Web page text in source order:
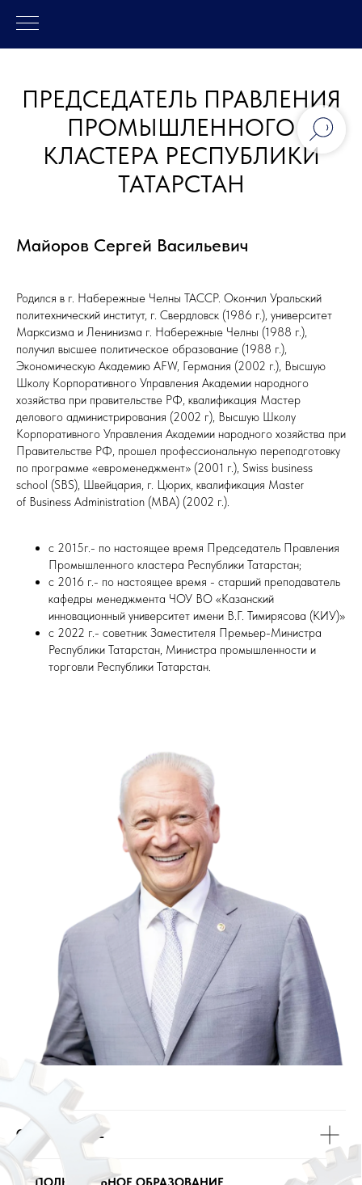
ПРЕДСЕДАТЕЛЬ ПРАВЛЕНИЯ
ПРОМЫШЛЕННОГО
КЛАСТЕРА РЕСПУБЛИКИ
ТАТАРСТАН
Майоров Сергей Васильевич
Родился в г. Набережные Челны ТАССР. Окончил Уральский
политехнический институт, г. Свердловск (1986 г.), университет
Марксизма и Ленинизма г. Набережные Челны (1988 г.),
получил высшее политическое образование (1988 г.),
Экономическую Академию AFW, Германия (2002 г.), Высшую
Школу Корпоративного Управления Академии народного
хозяйства при правительстве РФ, квалификация Мастер
делового администрирования (2002 г), Высшую Школу
Корпоративного Управления Академии народного хозяйства при
Правительстве РФ, прошел профессиональную переподготовку
по программе «евроменеджмент» (2001 г.), Swiss business
school (SBS), Швейцария, г. Цюрих, квалификация Master
of Business Administration (MBA) (2002 г.).
с 2015г.- по настоящее время Председатель Правления
Промышленного кластера Республики Татарстан;
с 2016 г.- по настоящее время - старший преподаватель
кафедры менеджмента ЧОУ ВО «Казанский
инновационный университет имени В.Г. Тимирясова (КИУ)»
с 2022 г.- советник Заместителя Премьер-Министра
Республики Татарстан, Министра промышленности и
торговли Республики Татарстан.
ОБРАЗОВАНИЕ